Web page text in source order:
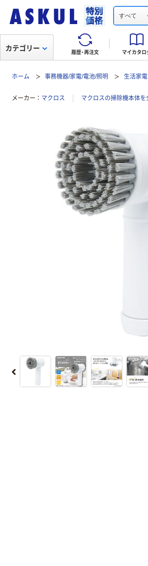
すべて
履歴・再注文 マイカタロ
カテゴリー
ホーム 事務機器/家電/電池/照明 生活家電
メーカー マクロス マクロスの掃除機本体を